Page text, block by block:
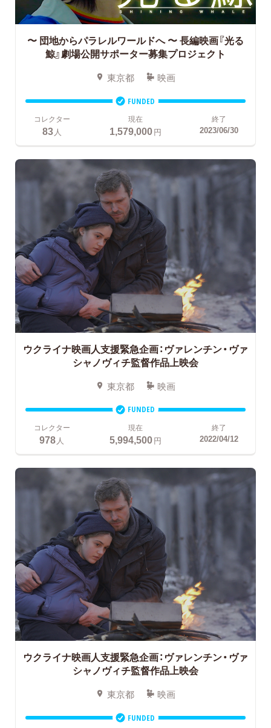
〜 団地からパラレルワールドへ 〜長編映画『光る
鯨』劇場公開サポーター募集プロジェクト
東京都 映画
FUNDED
コレクター
83人
現在
1,579,000円
終了
2023/06/30
ウクライナ映画人支援緊急企画：ヴァレンチン・ヴァ
シャノヴィチ監督作品上映会
東京都 映画
FUNDED
コレクター
978 人
現在
5,994,500円
終了
2022/04/12
ウクライナ映画人支援緊急企画：ヴァレンチン・ヴァ
シャノヴィチ監督作品上映会
東京都 映画
FUNDED